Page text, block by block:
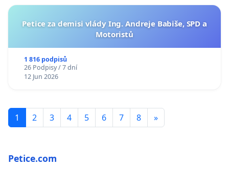
Petice za demisi vlády Ing. Andreje Babiše, SPD a
Motoristů
1 816 podpisů
26 Podpisy / 7 dní
12 Jun 2026
1 2 3 4 5 6 7 8 »
Petice.com